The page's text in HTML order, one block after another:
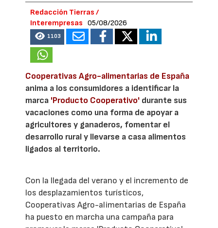
Redacción Tierras /
Interempresas
05/08/2026
1103
Cooperativas Agro-alimentarias de España
anima a los consumidores a identificar la
marca 'Producto Cooperativo' durante sus
vacaciones como una forma de apoyar a
agricultores y ganaderos, fomentar el
desarrollo rural y llevarse a casa alimentos
ligados al territorio.
Con la llegada del verano y el incremento de
los desplazamientos turísticos,
Cooperativas Agro-alimentarias de España
ha puesto en marcha una campaña para